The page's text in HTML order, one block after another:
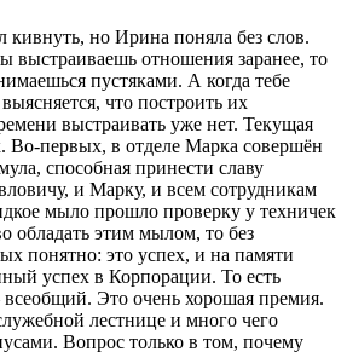
кивнуть, но Ирина поняла без слов.
выстраиваешь отношения заранее, то
пустяками. А когда тебе
что построить их
выстраивать уже нет. Текущая
Во-первых, в отделе Марка совершён
способная принести славу
и Марку, и всем сотрудникам
мыло прошло проверку у техничек
обладать этим мылом, то без
понятно: это успех, и на памяти
успех в Корпорации. То есть
Это очень хорошая премия.
лестнице и много чего
Вопрос только в том, почему